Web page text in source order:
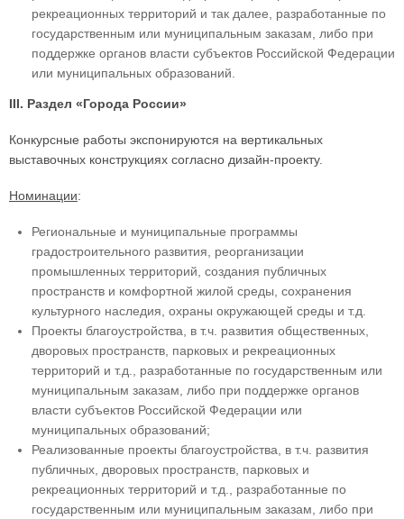
рекреационных территорий и так далее, разработанные по
государственным или муниципальным заказам, либо при
поддержке органов власти субъектов Российской Федерации
или муниципальных образований.
III. Раздел «Города России»
Конкурсные работы экспонируются на вертикальных
выставочных конструкциях согласно дизайн-проекту.
Номинации:
Региональные и муниципальные программы
градостроительного развития, реорганизации
промышленных территорий, создания публичных
пространств и комфортной жилой среды, сохранения
культурного наследия, охраны окружающей среды и т.д.
Проекты благоустройства, в т.ч. развития общественных,
дворовых пространств, парковых и рекреационных
территорий и т.д., разработанные по государственным или
муниципальным заказам, либо при поддержке органов
власти субъектов Российской Федерации или
муниципальных образований;
Реализованные проекты благоустройства, в т.ч. развития
публичных, дворовых пространств, парковых и
рекреационных территорий и т.д., разработанные по
государственным или муниципальным заказам, либо при